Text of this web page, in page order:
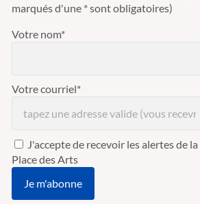
marqués d'une * sont obligatoires)
Votre nom*
Votre courriel*
J'accepte de recevoir les alertes de la
Place des Arts